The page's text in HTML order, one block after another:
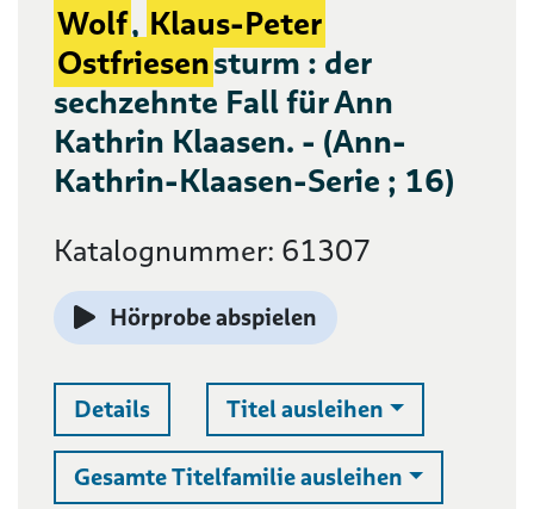
Wolf, Klaus-Peter
Ostfriesensturm : der
sechzehnte Fall für Ann
Kathrin Klaasen. - (Ann-
Kathrin-Klaasen-Serie ; 16)
Katalognummer: 61307
Hörprobe abspielen
Details Titel ausleihen Auswahlliste
Gesamte Titelfamilie ausleihen